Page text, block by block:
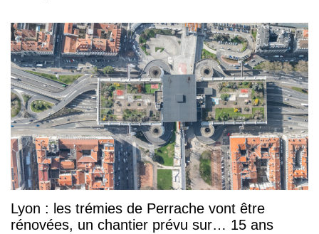
Lyon : les trémies de Perrache vont être
rénovées, un chantier prévu sur… 15 ans